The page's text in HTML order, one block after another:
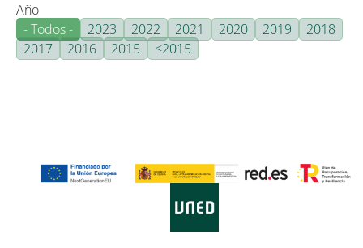
Año
- Todos -
2023 2022 2021 2020 2019
2018
2017
2016 2015 <2015